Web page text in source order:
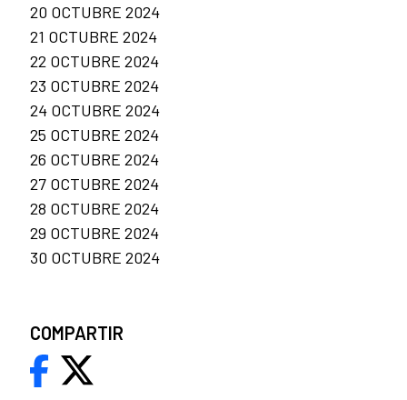
20 OCTUBRE 2024
21 OCTUBRE 2024
22 OCTUBRE 2024
23 OCTUBRE 2024
24 OCTUBRE 2024
25 OCTUBRE 2024
26 OCTUBRE 2024
27 OCTUBRE 2024
28 OCTUBRE 2024
29 OCTUBRE 2024
30 OCTUBRE 2024
COMPARTIR